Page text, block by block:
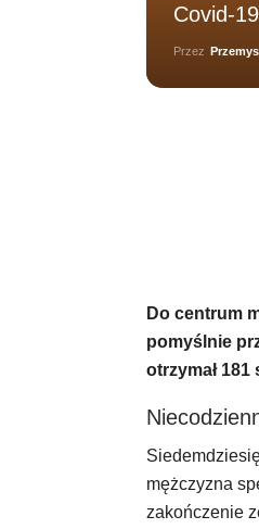
Covid-
Przez
Do centrum
pomyślnie
otrzymał
mężczyzna
zakończenie